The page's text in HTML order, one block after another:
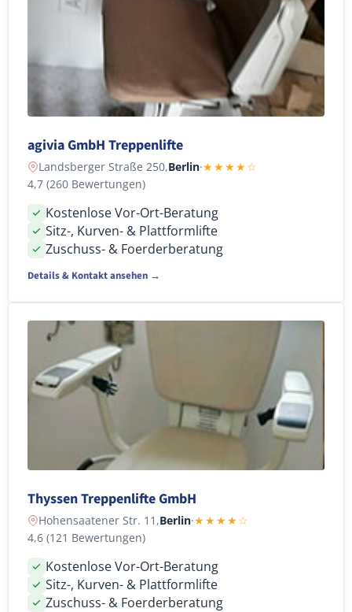
agivia GmbH Treppenlifte
Landsberger Straße 250,Berlin·★★★★☆
4,7 (260 Bewertungen)
Kostenlose Vor-Ort-Beratung
Sitz-, Kurven- & Plattformlifte
Zuschuss- & Foerderberatung
Details & Kontakt ansehen →
Thyssen Treppenlifte GmbH
Hohensaatener Str. 11,Berlin·★★★★☆
4,6 (121 Bewertungen)
Kostenlose Vor-Ort-Beratung
Sitz-, Kurven- & Plattformlifte
Zuschuss- & Foerderberatung